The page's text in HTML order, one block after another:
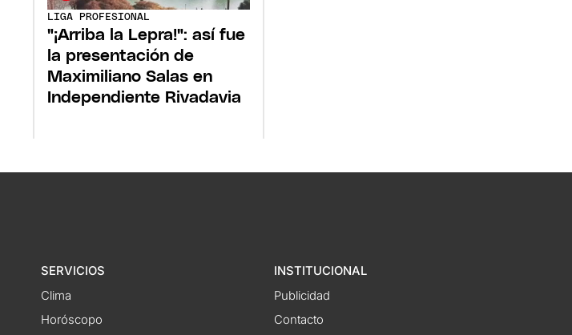
LIGA PROFESIONAL
"¡Arriba la Lepra!": así fue
la presentación de
Maximiliano Salas en
Independiente Rivadavia
SERVICIOS
Clima
Horóscopo
INSTITUCIONAL
Publicidad
Contacto